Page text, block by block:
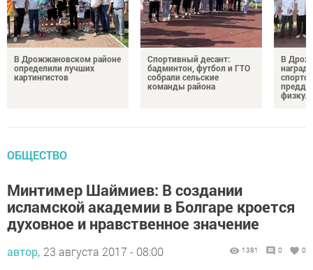
В Дрожжановском районе
определили лучших
картингистов
Спортивный десант:
бадминтон, футбол и ГТО
собрали сельские
команды района
В
ОБЩЕСТВО
Минтимер Шаймиев: В создании
исламской академии в Болгаре кроется
духовное и нравственное значение
автор, 23 августа 2017 - 08:00 1381 0 0